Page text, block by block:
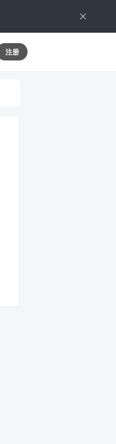
注册